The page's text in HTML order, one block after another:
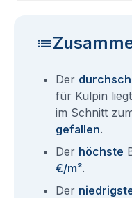
Der
für Kulpin
im Schnitt
gefallen.
Der höchste
€/m².
Der